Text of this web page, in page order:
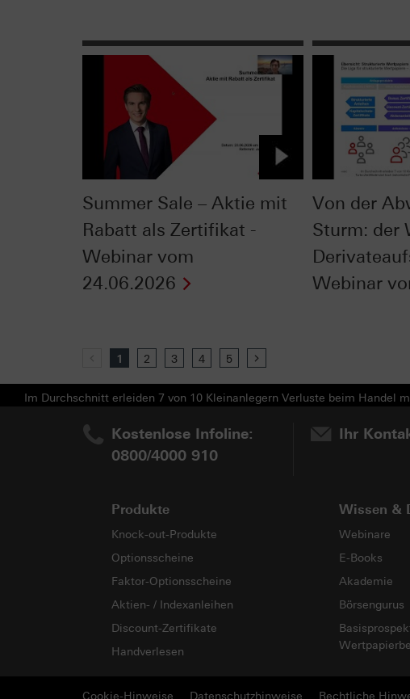
Summer Sale – Aktie mit
Rabatt als Zertifikat -
Webinar vom
24.06.2026
Von der
Sturm: der
Webinar
Previous
1 2 3 4 5
Im Durchschnitt erleiden 7 von 10 Kleinanlegern Verluste beim
Kostenlose Infoline:
0800/4000 910
Ihr
Produkte
Knock-out-Produkte
Optionsscheine
Faktor-Optionsscheine
Aktien- / Indexanleihen
Discount-Zertifikate
Handverlesen
Wissen &
Webinare
E-Books
Akademie
Börsengurus
Cookie-Hinweise Datenschutzhinweise Rechtliche